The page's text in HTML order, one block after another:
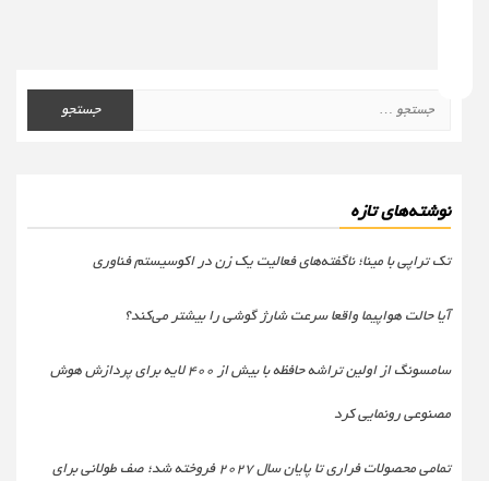
جستجو
نوشته‌های تازه
تک تراپی با مینا؛ ناگفته‌های فعالیت یک زن در اکوسیستم فناوری
آیا حالت هواپیما واقعا سرعت شارژ گوشی را بیشتر می‌کند؟
سامسونگ از اولین تراشه حافظه با بیش از ۴۰۰ لایه برای پردازش هوش
مصنوعی رونمایی کرد
تمامی محصولات فراری تا پایان سال ۲۰۲۷ فروخته شد؛ صف طولانی برای